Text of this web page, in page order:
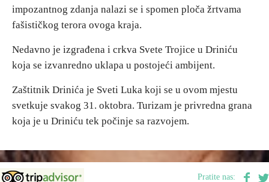
impozantnog zdanja nalazi se i spomen ploča žrtvama
fašističkog terora ovoga kraja.
Nedavno je izgrađena i crkva Svete Trojice u Driniću
koja se izvanredno uklapa u postojeći ambijent.
Zaštitnik Drinića je Sveti Luka koji se u ovom mjestu
svetkuje svakog 31. oktobra. Turizam je privredna grana
koja je u Driniću tek počinje sa razvojem.
Pratite nas: